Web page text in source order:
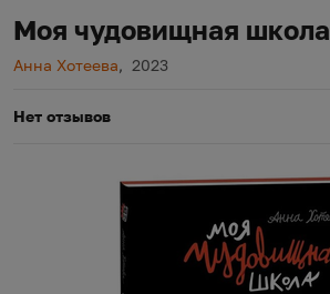
Моя чудовищная школа
Автор
Анна Хотеева, Год издания
2023
Нет отзывов